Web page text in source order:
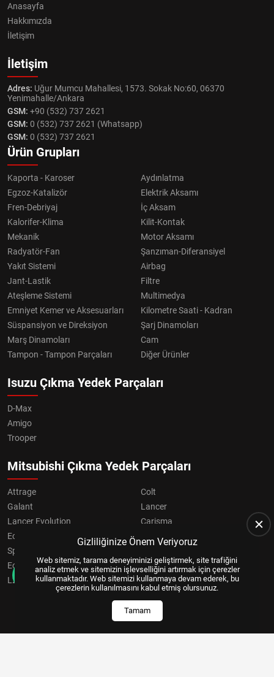
Anasayfa
Hakkımızda
İletişim
İletişim
Adres: Uğur Mumcu Mahallesi, 1573. Sokak No:60, 06370
Yenimahalle/Ankara
GSM: +90 (532) 737 2621
GSM: 0 (532) 737 2621 (Whatsapp)
GSM: 0 (532) 737 2621
Ürün Grupları
Kaporta - Karoser
Aydınlatma
Egzoz-Katalizör
Elektrik Aksamı
Fren-Debriyaj
İç Aksam
Kalorifer-Klima
Kilit-Kontak
Mekanik
Motor Aksamı
Radyatör-Fan
Şanzıman-Diferansiyel
Yakıt Sistemi
Airbag
Jant-Lastik
Filtre
Ateşleme Sistemi
Multimedya
Emniyet Kemer ve Aksesuarları
Kilometre Saati - Kadran
Süspansiyon ve Direksiyon
Şarj Dinamoları
Marş Dinamoları
Cam
Tampon - Tampon Parçaları
Diğer Ürünler
Isuzu Çıkma Yedek Parçaları
D-Max
Amigo
Trooper
Mitsubishi Çıkma Yedek Parçaları
Attrage
Colt
Galant
Lancer
Lancer Evolution
Carisma
Eclipse
Grandis
Space Star
Eclipse Cross
OUTLANDER
L200
Pajero
Gizliliğinize Önem Veriyoruz
Web sitemiz, tarama deneyiminizi geliştirmek, site trafiğini
analiz etmek ve sitemizin işlevselliğini artırmak için çerezler
kullanmaktadır. Web sitemizi kullanmaya devam ederek, bu
çerezlerin kullanılmasını kabul etmiş olursunuz.
Tamam